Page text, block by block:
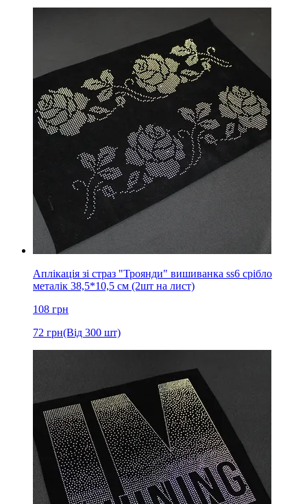
Аплікація зі страз "Троянди" вишиванка ss6 срібло
металік 38,5*10,5 см (2шт на лист)
108 грн
72 грн(Від 300 шт)